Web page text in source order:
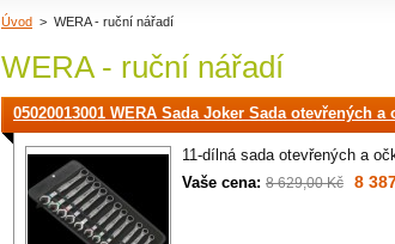
Úvod > WERA - ruční nářadí
WERA - ruční nářadí
05020013001 WERA Sada Joker Sada otevřených
11-dílná sada otevřených a
Vaše cena: 8 629,00 Kč 8